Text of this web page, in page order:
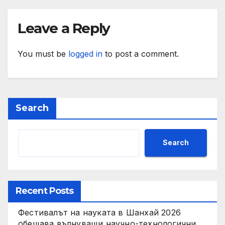
социални проекти
Leave a Reply
You must be logged in to post a comment.
Search
Search
Recent Posts
Фестивалът на науката в Шанхай 2026